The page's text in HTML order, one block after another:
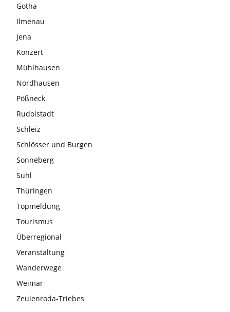
Gotha
Ilmenau
Jena
Konzert
Mühlhausen
Nordhausen
Pößneck
Rudolstadt
Schleiz
Schlösser und Burgen
Sonneberg
Suhl
Thüringen
Topmeldung
Tourismus
Überregional
Veranstaltung
Wanderwege
Weimar
Zeulenroda-Triebes